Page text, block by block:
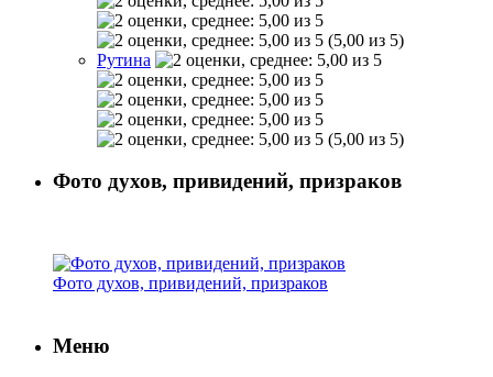
(5,00 из 5)
Рутина
(5,00 из 5)
Фото духов, привидений, призраков
Фото духов, привидений, призраков
Меню